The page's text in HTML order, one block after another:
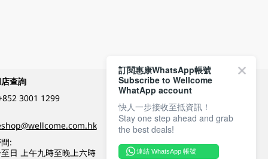
查詢
3001 1299
:
日 上午九時至晚上六時
付款方式
關注我們
訂閱惠康WhatsApp帳號
Subscribe to Wellcome
WhatApp account
快人一步接收至抵資訊！
Stay one step ahead and grab
the best deals!
連結 WhatsApp 帳號